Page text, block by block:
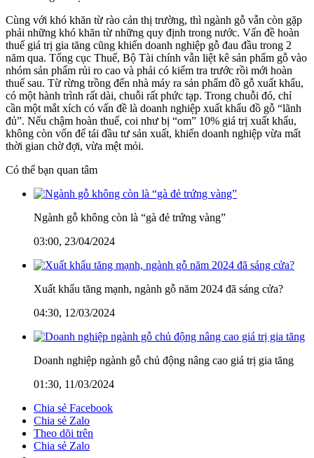
Cùng với khó khăn từ rào cản thị trường, thì ngành gỗ vẫn còn gặp
phải những khó khăn từ những quy định trong nước. Vấn đề hoàn
thuế giá trị gia tăng cũng khiến doanh nghiệp gỗ đau đầu trong 2
năm qua. Tổng cục Thuế, Bộ Tài chính vẫn liệt kê sản phẩm gỗ vào
nhóm sản phẩm rủi ro cao và phải có kiểm tra trước rồi mới hoàn
thuế sau. Từ rừng trồng đến nhà máy ra sản phẩm đồ gỗ xuất khẩu,
có một hành trình rất dài, chuỗi rất phức tạp. Trong chuỗi đó, chỉ
cần một mắt xích có vấn đề là doanh nghiệp xuất khẩu đồ gỗ “lãnh
đủ”. Nếu chậm hoàn thuế, coi như bị “om” 10% giá trị xuất khẩu,
không còn vốn để tái đầu tư sản xuất, khiến doanh nghiệp vừa mất
thời gian chờ đợi, vừa mệt mỏi.
Có thể bạn quan tâm
Ngành gỗ không còn là “gà đẻ trứng vàng”
03:00, 23/04/2024
Xuất khẩu tăng mạnh, ngành gỗ năm 2024 đã sáng cửa?
04:30, 12/03/2024
Doanh nghiệp ngành gỗ chủ động nâng cao giá trị gia tăng
01:30, 11/03/2024
Chia sẻ Facebook
Chia sẻ Zalo
Theo dõi trên
Chia sẻ Zalo